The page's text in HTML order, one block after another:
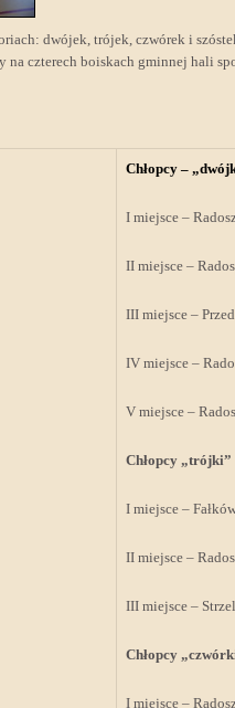
dwójek, trójek, czwórek i
na czterech boiskach gminnej hali
Chłopcy –
I miejsce –
II miejsce –
III miejsce –
IV miejsce –
V miejsce –
Chłopcy „trójki”
I miejsce –
II miejsce –
III miejsce –
Chłopcy
I miejsce –